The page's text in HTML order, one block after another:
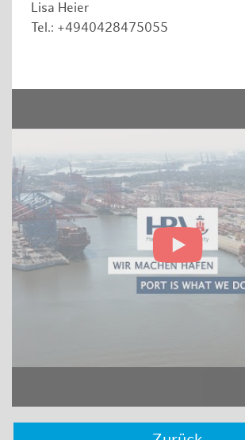
Lisa Heier
Tel.: +4940428475055